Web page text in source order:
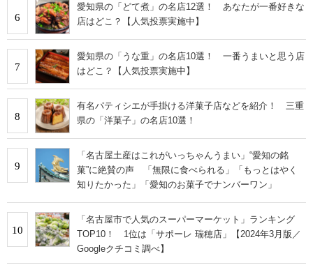
6
愛知県の「どて煮」の名店12選！ あなたが一番好きな
店はどこ？【人気投票実施中】
7
愛知県の「うな重」の名店10選！ 一番うまいと思う店
はどこ？【人気投票実施中】
8
有名パティシエが手掛ける洋菓子店などを紹介！ 三重
県の「洋菓子」の名店10選！
9
「名古屋土産はこれがいっちゃんうまい」“愛知の銘
菓”に絶賛の声 「無限に食べられる」「もっとはやく
知りたかった」「愛知のお菓子でナンバーワン」
10
「名古屋市で人気のスーパーマーケット」ランキング
TOP10！ 1位は「サポーレ 瑞穂店」【2024年3月版／
Googleクチコミ調べ】